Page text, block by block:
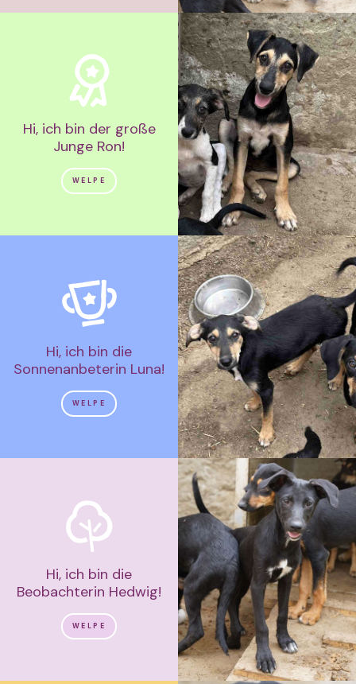
Hi, ich bin der große
Junge Ron!
WELPE
Hi, ich bin die
Sonnenanbeterin Luna!
WELPE
Hi, ich bin die
Beobachterin Hedwig!
WELPE